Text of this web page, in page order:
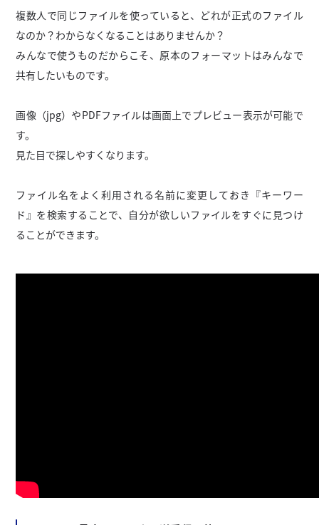
複数人で同じファイルを使っていると、どれが正式のファイル
なのか？わからなくなることはありませんか？
みんなで使うものだからこそ、原本のフォーマットはみんなで
共有したいものです。
画像（jpg）やPDFファイルは画面上でプレビュー表示が可能で
す。
見た目で探しやすくなります。
ファイル名をよく利用される名前に変更しておき『キーワー
ド』を検索することで、自分が欲しいファイルをすぐに見つけ
ることができます。